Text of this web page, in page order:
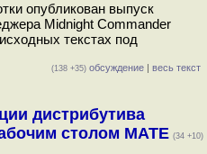
опубликован выпуск
Midnight Commander
текстах под
(138 +35) обсуждение | весь текст
дистрибутива
столом MATE (34 +10)